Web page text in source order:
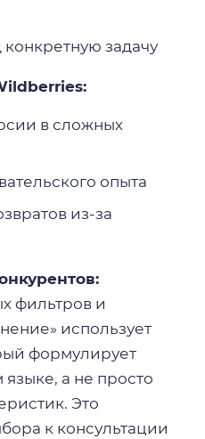
задачу
в сложных
опыта
из-за
фильтров и
использует
формулирует
а не просто
Это
к консультации